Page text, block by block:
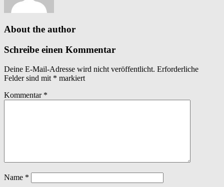
About the author
Schreibe einen Kommentar
Deine E-Mail-Adresse wird nicht veröffentlicht. Erforderliche
Felder sind mit * markiert
Kommentar *
Name *